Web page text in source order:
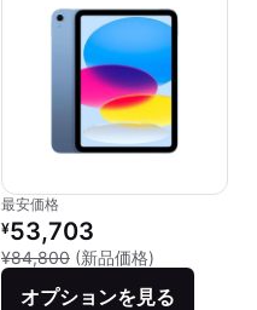
最安価格
リファービッシュ品の価格：
¥53,703
¥84,800 (新品価格)
オプションを見る